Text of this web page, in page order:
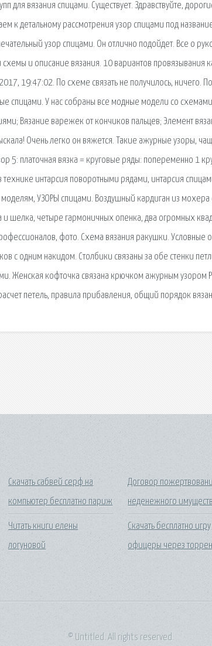
для вязания спицами. Существует. Здравствуйте,
к детальному рассмотрения узор спицами под
узор спицами. Он отлично подойдет. Все о
и описание вязания. 10 вариантов провязывания
19:47:02. По схеме связать не получилось, ничего.
спицами. У нас собраны все модные модели со
Вязание варежек от кончиков пальцев; Элемент
Очень легко он вяжется. Такие ажурные узоры,
5: платочная вязка = круговые ряды: попеременно 1
технике интарсия поворотными рядами, интарсия
УЗОРЫ спицами. Воздушный кардиган из мохера
шелка, четыре гармоничных опенка, два огромных
фото. Схема вязания ракушки. Условные
с одним накидом. Столбики связаны за обе стенки
Женская кофточка связана крючком ажурным узором
петель, правила прибавления, общий порядок
Скачать сабвей серф на
компьютер бесплатно париж
Читать книги елены
логуновой
Договор
неденежного
Скачать бесплатно игру
офицеры через
© Untitled. All rights reserved.